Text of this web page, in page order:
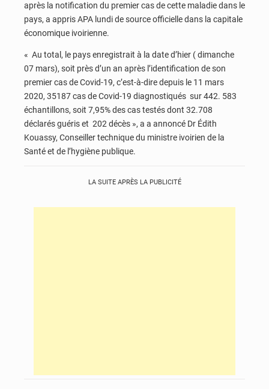
après la notification du premier cas de cette maladie dans le
pays, a appris APA lundi de source officielle dans la capitale
économique ivoirienne.
« Au total, le pays enregistrait à la date d’hier ( dimanche
07 mars), soit près d’un an après l’identification de son
premier cas de Covid-19, c’est-à-dire depuis le 11 mars
2020, 35187 cas de Covid-19 diagnostiqués sur 442. 583
échantillons, soit 7,95% des cas testés dont 32.708
déclarés guéris et 202 décès », a a annoncé Dr Édith
Kouassy, Conseiller technique du ministre ivoirien de la
Santé et de l’hygiène publique.
LA SUITE APRÈS LA PUBLICITÉ